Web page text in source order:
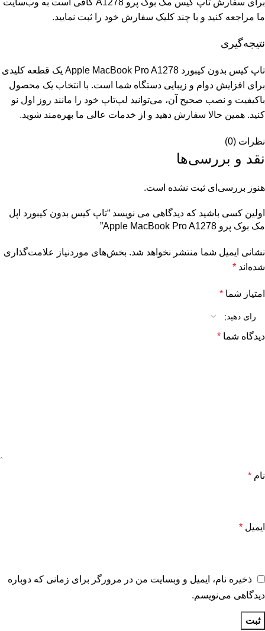
برای سفارش تاپ کیس مک بوک پرو A1278 کافی است به وب‌سایت
ما مراجعه کنید و با چند کلیک سفارش خود را ثبت نمایید.
نتیجه‌گیری
تاپ کیس بدون کیبورد Apple MacBook Pro A1278 یک قطعه کلیدی
برای افزایش دوام و زیبایی دستگاه شما است. با انتخاب یک محصول
باکیفیت و نصب صحیح آن، می‌توانید لپ‌تاپ خود را مانند روز اول نو
کنید. همین حالا سفارش دهید و از خدمات عالی ما بهره‌مند شوید.
نظرات (0)
نقد و بررسی‌ها
هنوز بررسی‌ای ثبت نشده است.
اولین کسی باشید که دیدگاهی می نویسد “تاپ کیس بدون کیبورد اپل
مک بوک پرو Apple MacBook Pro A1278”
نشانی ایمیل شما منتشر نخواهد شد. بخش‌های موردنیاز علامت‌گذاری
شده‌اند *
امتیاز شما *
دیدگاه شما *
نام *
ایمیل *
ذخیره نام، ایمیل و وبسایت من در مرورگر برای زمانی که دوباره
دیدگاهی می‌نویسم.